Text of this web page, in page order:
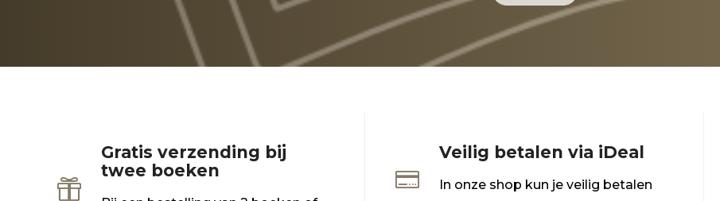

Gratis verzending bij
twee boeken

Veilig betalen via iDeal
In onze shop kun je veilig betalen